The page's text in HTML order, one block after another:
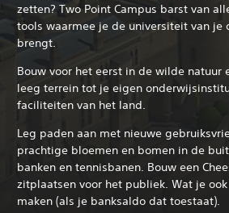
zetten? Two Point Campus barst van
tools waarmee je de universiteit van je
brengt.
Bouw voor het eerst in de wilde natuur
leeg terrein tot je eigen
faciliteiten van het land.
Leg paden aan met nieuwe
prachtige bloemen en bomen in de
banken en tennisbanen. Bouw een
zitplaatsen voor het publiek. Wat je
maken (als je banksaldo dat toestaat).